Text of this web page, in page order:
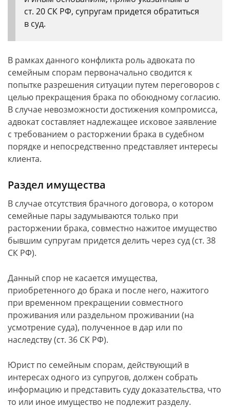
ст. 20 СК РФ, супругам придется обратиться
в суд.
В рамках данного конфликта роль адвоката по
семейным спорам первоначально сводится к
попытке разрешения ситуации путем переговоров с
целью прекращения брака по обоюдному согласию.
В случае невозможности достижения компромисса,
адвокат составляет надлежащее исковое заявление
с требованием о расторжении брака в судебном
порядке и непосредственно представляет интересы
клиента.
Раздел имущества
В случае отсутствия брачного договора, о котором
семейные пары задумываются только при
расторжении брака, совместно нажитое имущество
бывшим супругам придется делить через суд (ст. 38
СК РФ).
Данный спор не касается имущества,
приобретенного до брака и после него, нажитого
при временном прекращении совместного
проживания или раздельном проживании (на
усмотрение суда), полученное в дар или по
наследству (ст. 36 СК РФ).
Юрист по семейным спорам, действующий в
интересах одного из супругов, должен собрать
информацию и представить суду доказательства, что
то или иное имущество не подлежит разделу.